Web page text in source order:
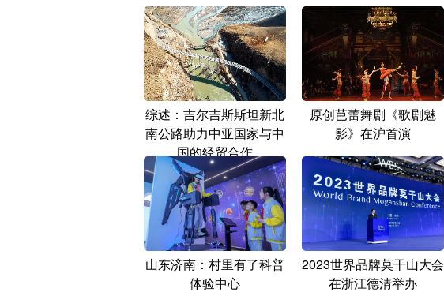
综述：吉尔吉斯斯坦新北
南公路助力中亚国家与中
国的经贸合作
原创芭蕾舞剧《歌剧魅
影》在沪首演
山东济南：村里有了科普
体验中心
2023世界品牌莫干山大会
在浙江德清举办